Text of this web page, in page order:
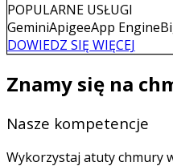
POPULARNE USŁUGI
GeminiApigeeApp Engine
DOWIEDZ SIĘ WIĘCEJ
Znamy się na
Nasze kompetencje
Wykorzystaj atuty chmury